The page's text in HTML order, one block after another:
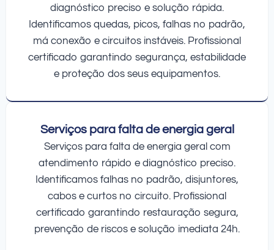
diagnóstico preciso e solução rápida.
Identificamos quedas, picos, falhas no padrão,
má conexão e circuitos instáveis. Profissional
certificado garantindo segurança, estabilidade
e proteção dos seus equipamentos.
Serviços para falta de energia geral
Serviços para falta de energia geral com
atendimento rápido e diagnóstico preciso.
Identificamos falhas no padrão, disjuntores,
cabos e curtos no circuito. Profissional
certificado garantindo restauração segura,
prevenção de riscos e solução imediata 24h.